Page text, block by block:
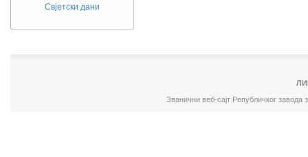
Свјетски дани
Званични веб-сајт Републичког